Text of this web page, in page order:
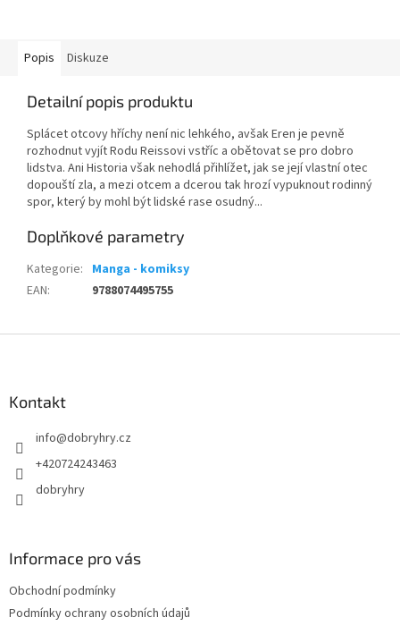
Popis Diskuze
Detailní popis produktu
Splácet otcovy hříchy není nic lehkého, avšak Eren je pevně
rozhodnut vyjít Rodu Reissovi vstříc a obětovat se pro dobro
lidstva. Ani Historia však nehodlá přihlížet, jak se její vlastní otec
dopouští zla, a mezi otcem a dcerou tak hrozí vypuknout rodinný
spor, který by mohl být lidské rase osudný...
Doplňkové parametry
Kategorie: Manga - komiksy
EAN: 9788074495755
Kontakt
info@dobryhry.cz
+420724243463
dobryhry
Informace pro vás
Obchodní podmínky
Podmínky ochrany osobních údajů